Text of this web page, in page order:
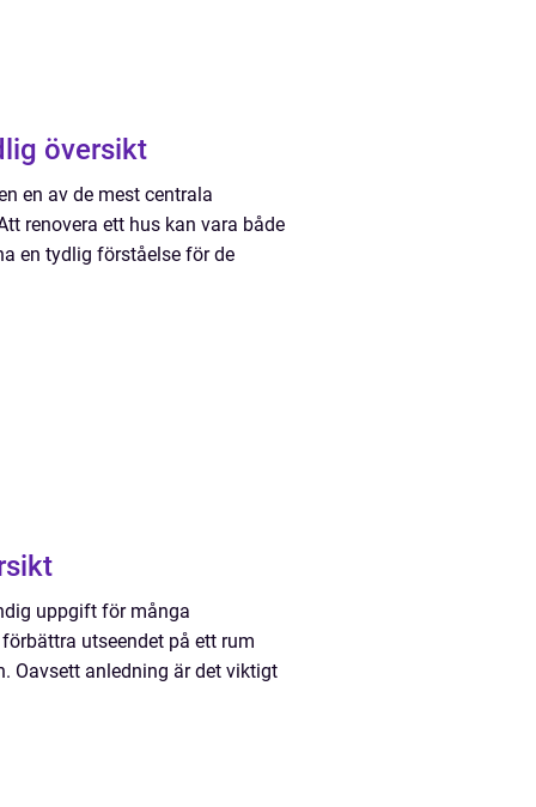
översikt
en av de mest centrala
renovera ett hus kan vara både
en tydlig förståelse för de
uppgift för många
utseendet på ett rum
Oavsett anledning är det viktigt